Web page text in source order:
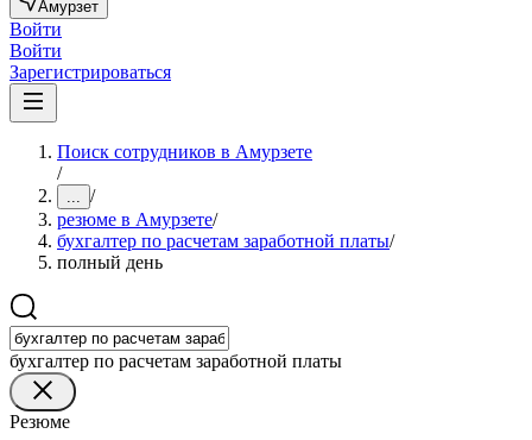
Амурзет
Войти
Войти
Зарегистрироваться
Поиск сотрудников в Амурзете
/
... /
резюме в Амурзете/
бухгалтер по расчетам заработной платы/
полный день
бухгалтер по расчетам заработной платы
Резюме